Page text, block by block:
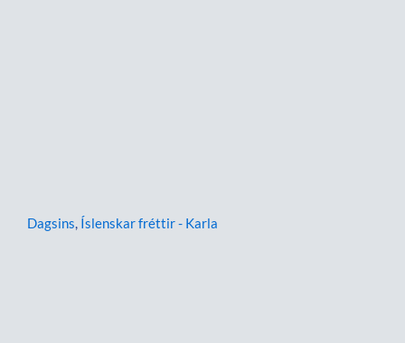
Dagsins, Íslenskar fréttir - Karla